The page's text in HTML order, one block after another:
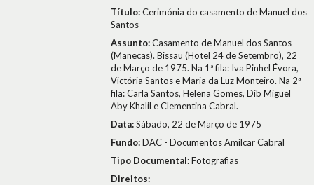
Título:Cerimónia do casamento de Manuel dos
Santos
Assunto:Casamento de Manuel dos Santos
(Manecas). Bissau (Hotel 24 de Setembro), 22
de Março de 1975. Na 1ª fila: Iva Pinhel Évora,
Victória Santos e Maria da Luz Monteiro. Na 2ª
fila: Carla Santos, Helena Gomes, Dib Miguel
Aby Khalil e Clementina Cabral.
Data:Sábado, 22 de Março de 1975
Fundo:DAC - Documentos Amílcar Cabral
Tipo Documental:Fotografias
Direitos: